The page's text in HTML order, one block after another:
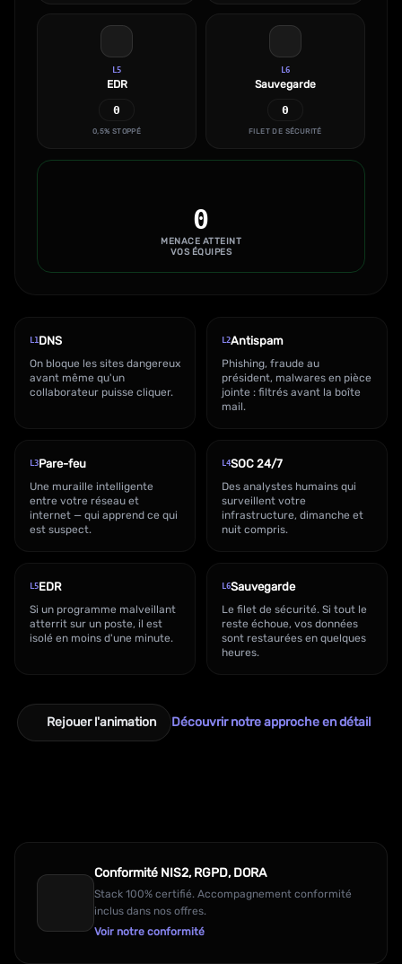
L5
EDR
0
0,5% STOPPÉ
L6
Sauvegarde
0
FILET DE SÉCURITÉ
0
MENACE ATTEINT
VOS ÉQUIPES
L1 DNS
On bloque les sites dangereux
avant même qu'un
collaborateur puisse cliquer.
L2Antispam
Phishing, fraude au
président, malwares en pièce
jointe : filtrés avant la boîte
mail.
L3Pare-feu
Une muraille intelligente
entre votre réseau et
internet — qui apprend ce qui
est suspect.
L4SOC 24/7
Des analystes humains qui
surveillent votre
infrastructure, dimanche et
nuit compris.
L5EDR
Si un programme malveillant
atterrit sur un poste, il est
isolé en moins d'une minute.
L6Sauvegarde
Le filet de sécurité. Si tout le
reste échoue, vos données
sont restaurées en quelques
heures.
Rejouer l'animation Découvrir notre approche en détail
Conformité NIS2, RGPD, DORA
Stack 100% certifié. Accompagnement conformité
inclus dans nos offres.
Voir notre conformité